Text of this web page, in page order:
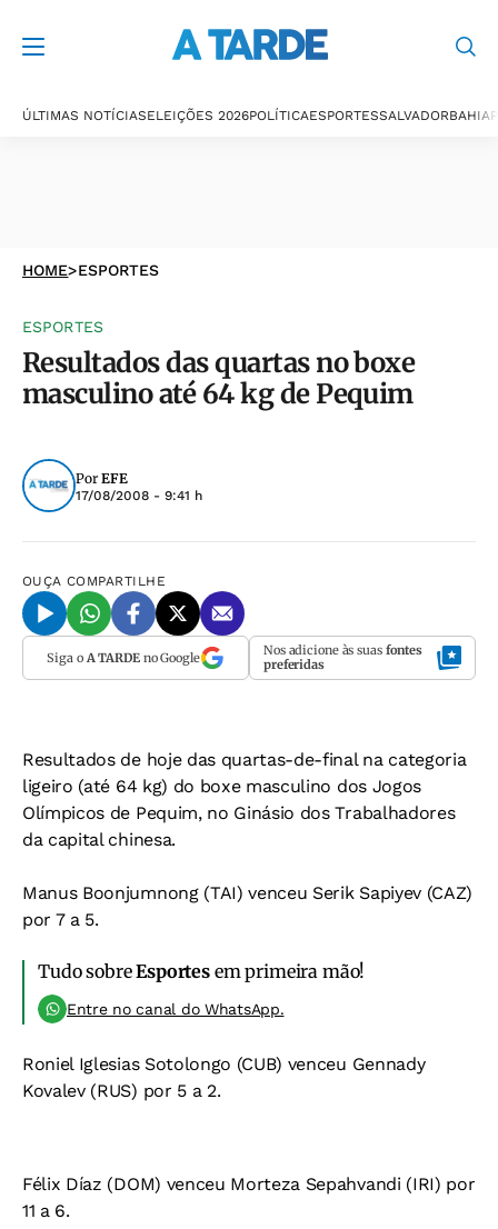
ÚLTIMAS NOTÍCIASELEIÇÕES 2026POLÍTICAESPORTESSALVADORBAHIA
HOME>ESPORTES
ESPORTES
Resultados das quartas no boxe
masculino até 64 kg de Pequim
Por EFE
17/08/2008 - 9:41 h
OUÇA COMPARTILHE
Siga o A TARDEno Google Nos adicione às suas fontes
preferidas
Resultados de hoje das quartas-de-final na categoria
ligeiro (até 64 kg) do boxe masculino dos Jogos
Olímpicos de Pequim, no Ginásio dos Trabalhadores
da capital chinesa.
Manus Boonjumnong (TAI) venceu Serik Sapiyev (CAZ)
por 7 a 5.
Tudo sobreEsportesem primeira mão!
Entre no canal do WhatsApp.
Roniel Iglesias Sotolongo (CUB) venceu Gennady
Kovalev (RUS) por 5 a 2.
Félix Díaz (DOM) venceu Morteza Sepahvandi (IRI) por
11 a 6.